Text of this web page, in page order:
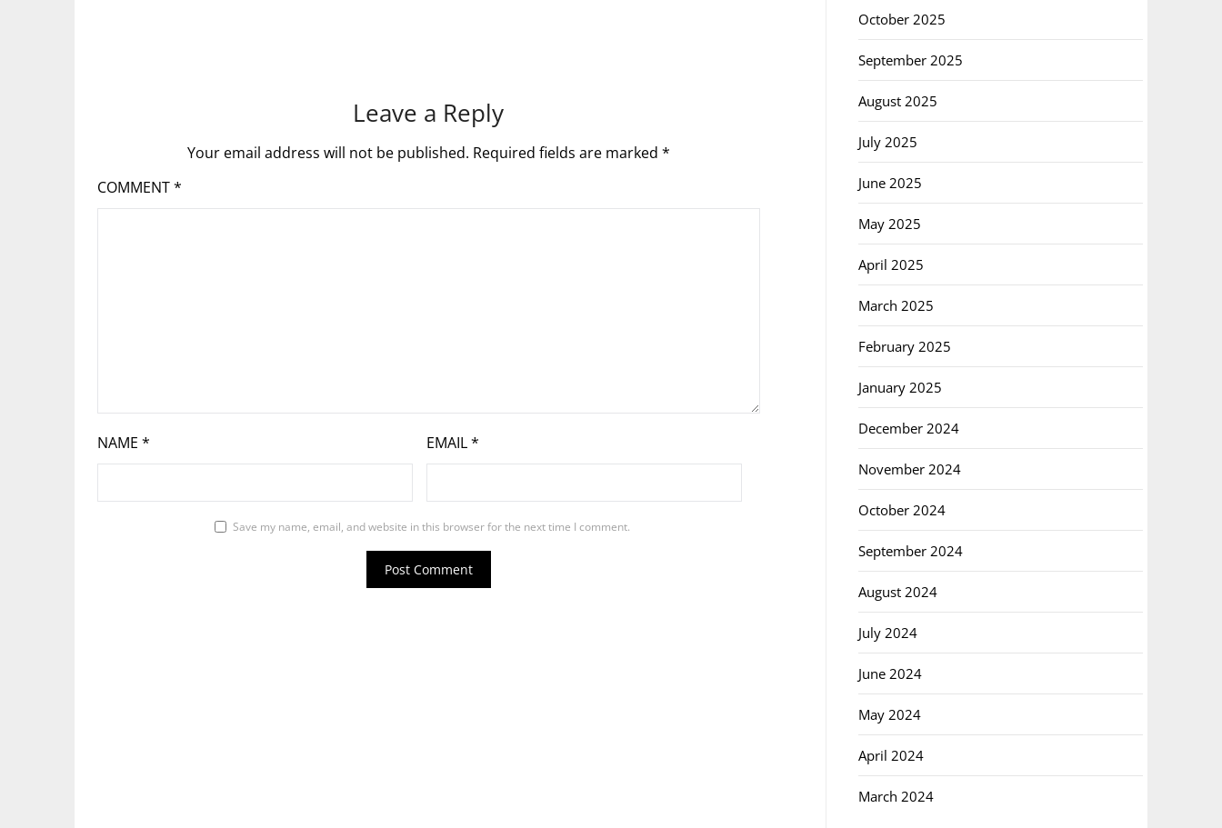
Leave a Reply
Your email address will not be published. Required fields are marked *
COMMENT*
NAME * EMAIL*
Save my name, email, and website in this browser for the next time I comment.
October 2025
September 2025
August 2025
July 2025
June 2025
May 2025
April 2025
March 2025
February 2025
January 2025
December 2024
November 2024
October 2024
September 2024
August 2024
July 2024
June 2024
May 2024
April 2024
March 2024